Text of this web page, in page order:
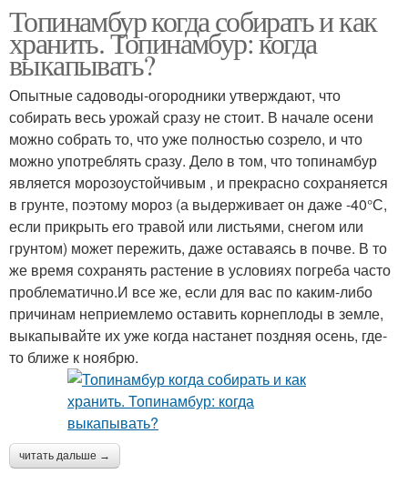
Топинамбур когда собирать и как
хранить. Топинамбур: когда
выкапывать?
Опытные садоводы-огородники утверждают, что
собирать весь урожай сразу не стоит. В начале осени
можно собрать то, что уже полностью созрело, и что
можно употреблять сразу. Дело в том, что топинамбур
является морозоустойчивым , и прекрасно сохраняется
в грунте, поэтому мороз (а выдерживает он даже -40°С,
если прикрыть его травой или листьями, снегом или
грунтом) может пережить, даже оставаясь в почве. В то
же время сохранять растение в условиях погреба часто
проблематично.И все же, если для вас по каким-либо
причинам неприемлемо оставить корнеплоды в земле,
выкапывайте их уже когда настанет поздняя осень, где-
то ближе к ноябрю.
читать дальше →